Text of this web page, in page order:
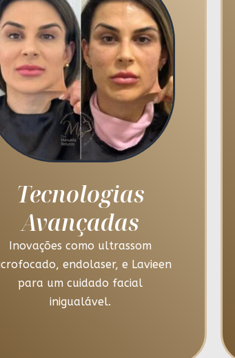
Tecnologias
Avançadas
Inovações como ultrassom
endolaser, e Lavieen
para um cuidado facial
inigualável.